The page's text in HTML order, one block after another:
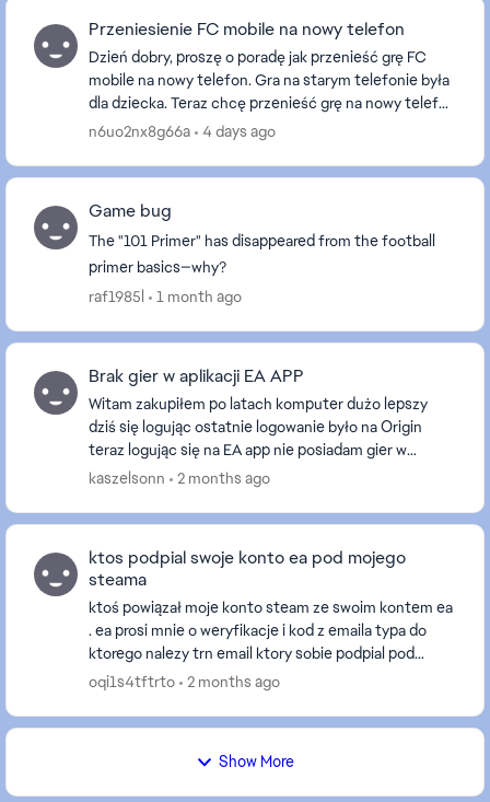
Przeniesienie FC mobile na nowy telefon
Dzień dobry, proszę o poradę jak przenieść grę FC
mobile na nowy telefon. Gra na starym telefonie była
dla dziecka. Teraz chcę przenieść grę na nowy telefon
dziecka. W FC mobile na starym telefonie...
n6uo2nx8g66a 4 days ago
Game bug
The "101 Primer" has disappeared from the football
primer basics—why?
raf1985l
1 month ago
Brak gier w aplikacji EA APP
Witam zakupiłem po latach komputer dużo lepszy
dziś się logując ostatnie logowanie było na Origin
teraz logując się na EA app nie posiadam gier w
bibliotece oraz w historii.Było tam Battlefield 1 ora...
kaszelsonn 2 months ago
ktos podpial swoje konto ea pod mojego
steama
ktoś powiązał moje konto steam ze swoim kontem ea
. ea prosi mnie o weryfikacje i kod z emaila typa do
ktorego nalezy trn email ktory sobie podpial pod
mojego steama . wyslalam wszystkie potwierdzeni...
oqi1s4tftrto 2 months ago
Show More